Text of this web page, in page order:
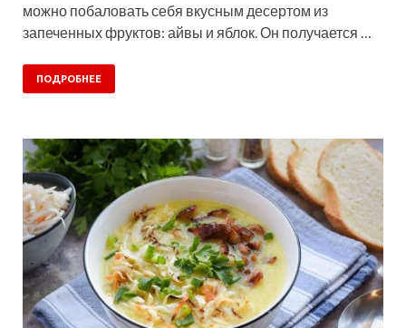
можно побаловать себя вкусным десертом из
запеченных фруктов: айвы и яблок. Он получается …
ПОДРОБНЕЕ